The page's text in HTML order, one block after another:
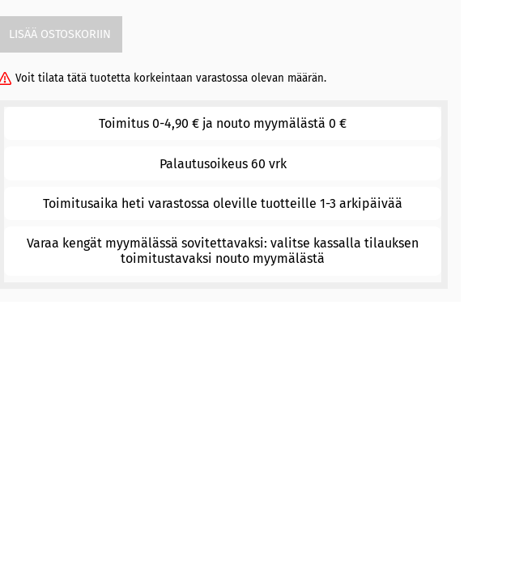
Voit tilata tätä tuotetta korkeintaan varastossa olevan määrän.
Toimitus 0-4,90 € ja nouto myymälästä 0 €
Palautusoikeus 60 vrk
Toimitusaika heti varastossa oleville tuotteille 1-3 arkipäivää
Varaa kengät myymälässä sovitettavaksi: valitse kassalla tilauksen
toimitustavaksi nouto myymälästä